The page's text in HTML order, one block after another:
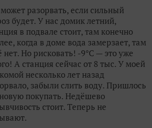
разорвать, если сильный
будет. У нас домик летний,
в подвале стоит, там конечно
когда в доме вода замерзает, там
нет. Но рисковать! -9°С — это уже
А станция сейчас от 8 тыс. У моей
несколько лет назад
забыли слить воду. Пришлось
покупать. Недёшево
стоит. Теперь не